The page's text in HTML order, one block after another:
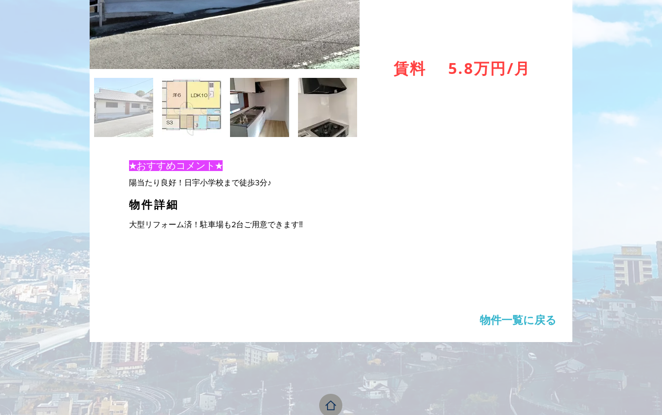
賃料 5.8万円/月
★おすすめコメント★
陽当たり良好！日宇小学校まで徒歩3分♪
物件詳細
大型リフォーム済！駐車場も2台ご用意できます‼
物件一覧に戻る